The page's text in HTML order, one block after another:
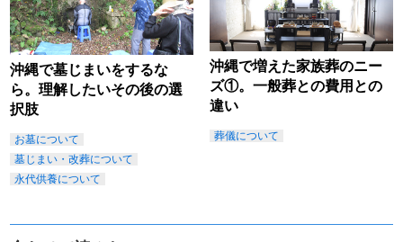
沖縄で墓じまいをするな
ら。理解したいその後の選
択肢
お墓について
墓じまい・改葬について
永代供養について
沖縄で増えた家族葬のニー
ズ①。一般葬との費用との
違い
葬儀について